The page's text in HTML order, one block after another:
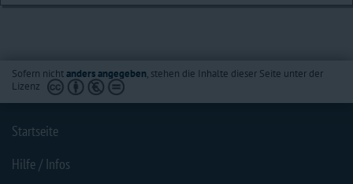
Sofern nichtanders angegeben, stehen die Inhalte dieser Seite unter der
Lizenz
Startseite
Hilfe / Infos